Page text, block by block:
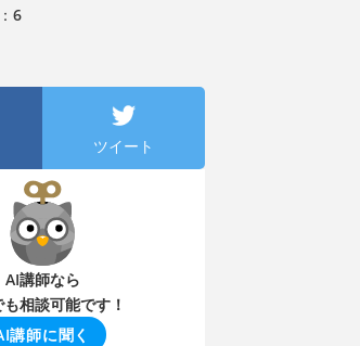
6
ツイート
AI講師なら
相談可能です！
講師に聞く